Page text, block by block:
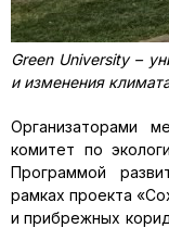
Green University –
и изменения
Организаторами
комитет по
Программой
рамках проекта
и прибрежных